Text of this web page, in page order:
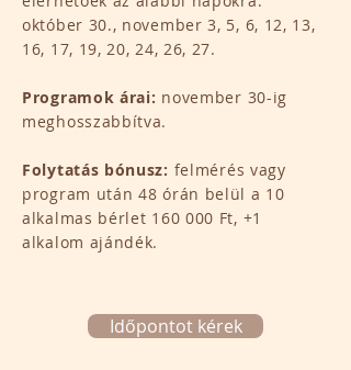
október 30., november 3, 5, 6, 12, 13,
16, 17, 19, 20, 24, 26, 27.
Programok árai: november 30-ig
meghosszabbítva.
Folytatás bónusz: felmérés vagy
program után 48 órán belül a 10
alkalmas bérlet 160 000 Ft, +1
alkalom ajándék.
Időpontot kérek